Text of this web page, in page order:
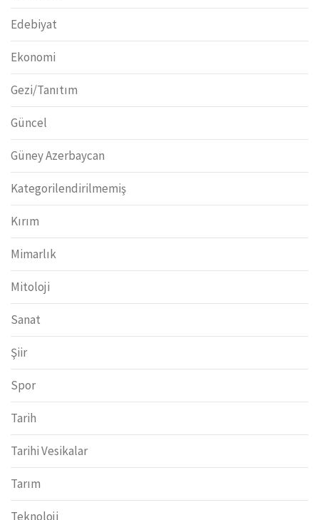
Edebiyat
Ekonomi
Gezi/Tanıtım
Güncel
Güney Azerbaycan
Kategorilendirilmemiş
Kırım
Mimarlık
Mitoloji
Sanat
Şiir
Spor
Tarih
Tarihi Vesikalar
Tarım
Teknoloji